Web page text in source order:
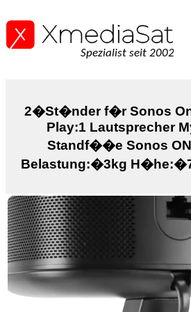
Spezialist seit 2002
2�St�nder f�r Sonos
Play:1 Lautsprecher
Standf��e Sonos
Belastung:�3kg